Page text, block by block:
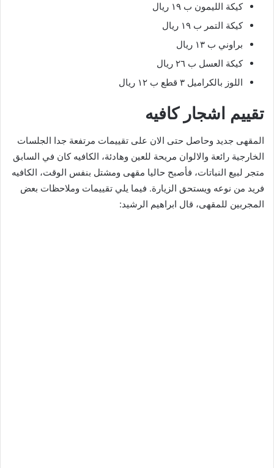
كيكة الليمون ب ١٩ ريال
كيكة التمر ب ١٩ ريال
براوني ب ١٣ ريال
كيكة العسل ب ٢٦ ريال
اللوز بالكراميل ٣ قطع ب ١٢ ريال
تقييم اشجار كافيه
المقهى جديد وحاصل حتى الان على تقييمات مرتفعة جدا الجلسات
الخارجية رائعة والالوان مريحة للعين وهادئة، الكافيه كان في السابق
متجر لبيع النباتات، فأصبح حاليا مقهى ومشتل بنفس الوقت، الكافيه
فريد من نوعه ويستحق الزيارة. فيما يلي تقييمات وملاحظات بعض
المجربين للمقهى، قال ابراهيم الرشيد: